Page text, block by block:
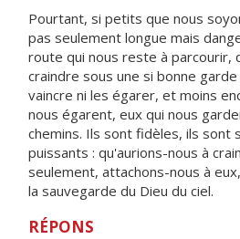
Pourtant, si petits que nous
pas seulement longue mais
route qui nous reste à parcourir,
craindre sous une si bonne
vaincre ni les égarer, et moins
nous égarent, eux qui nous
chemins. Ils sont fidèles, ils sont
puissants : qu'aurions-nous à
seulement, attachons-nous à
la sauvegarde du Dieu du ciel.
RÉPONS